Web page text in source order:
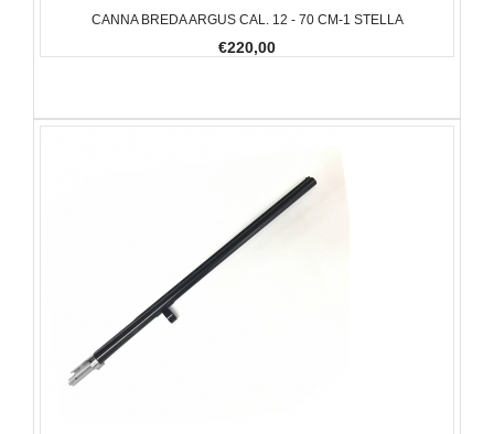
CANNA BREDA ARGUS CAL. 12 - 70 CM-1 STELLA
€220,00